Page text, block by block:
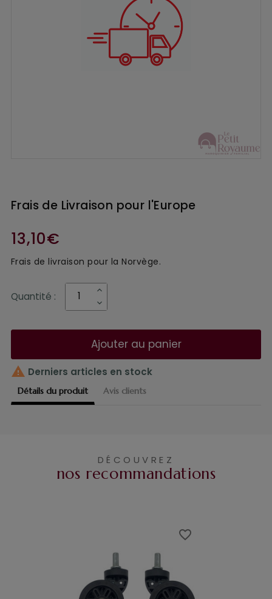
Détails du produit Avis clients
Frais de Livraison pour l'Europe
13,10€
Frais de livraison pour la Norvège.
Quantité :
Ajouter au panier
 Derniers articles en stock
DÉCOUVREZ
nos recommandations
favorite_border